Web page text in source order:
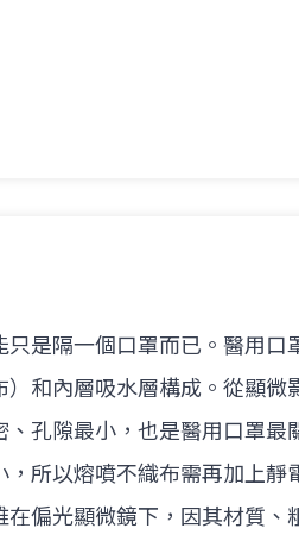
是隔一個口罩而已。醫用口
和內層吸水層構成。從顯微
孔隙最小，也是醫用口罩最
所以熔噴不織布需再加上靜
偏光顯微鏡下，因其材質、